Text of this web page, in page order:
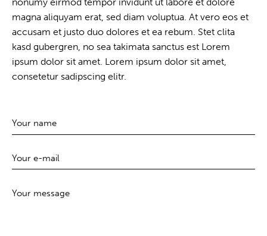
magna aliquyam erat, sed diam voluptua. At vero eos et
accusam et justo duo dolores et ea rebum. Stet clita
kasd gubergren, no sea takimata sanctus est Lorem
ipsum dolor sit amet. Lorem ipsum dolor sit amet,
consetetur sadipscing elitr.